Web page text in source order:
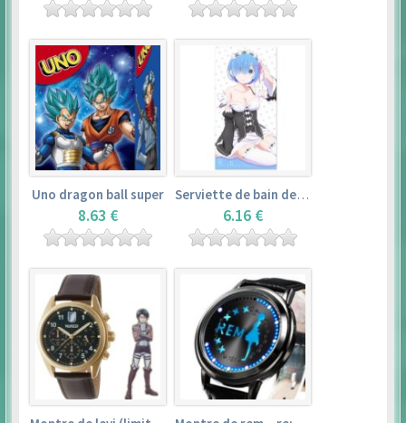
Uno dragon ball super
8.63 €
Serviette de bain de rem (120×60cm) – re:zero kara hajimeru isekai seikatsu
6.16 €